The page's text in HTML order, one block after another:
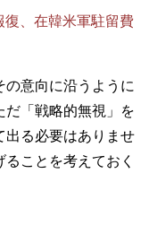
復、在韓米軍駐留費
意向に沿うように
だ「戦略的無視」を
出る必要はありませ
ことを考えておく